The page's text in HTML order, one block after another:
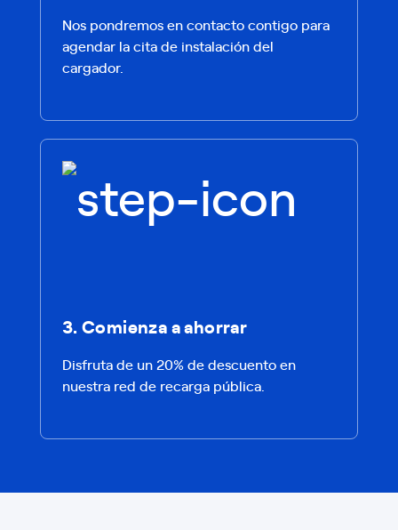
Nos pondremos en contacto contigo para
agendar la cita de instalación del
cargador.
3. Comienza a ahorrar
Disfruta de un 20% de descuento en
nuestra red de recarga pública.